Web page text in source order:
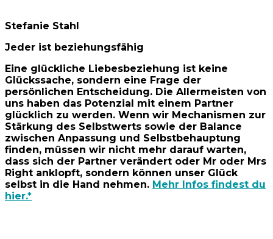
Stefanie Stahl
Jeder ist beziehungsfähig
Eine glückliche Liebesbeziehung ist keine
Glückssache, sondern eine Frage der
persönlichen Entscheidung. Die Allermeisten von
uns haben das Potenzial mit einem Partner
glücklich zu werden. Wenn wir Mechanismen zur
Stärkung des Selbstwerts sowie der Balance
zwischen Anpassung und Selbstbehauptung
finden, müssen wir nicht mehr darauf warten,
dass sich der Partner verändert oder Mr oder Mrs
Right anklopft, sondern können unser Glück
selbst in die Hand nehmen. Mehr Infos findest du
hier.*